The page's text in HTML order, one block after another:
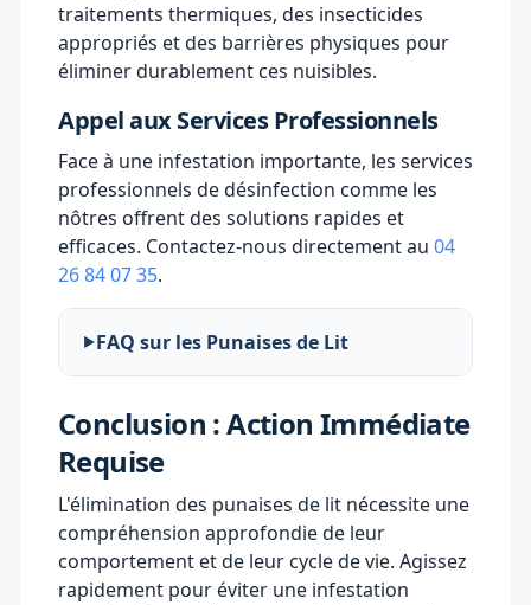
traitements thermiques, des insecticides
appropriés et des barrières physiques pour
éliminer durablement ces nuisibles.
Appel aux Services Professionnels
Face à une infestation importante, les services
professionnels de désinfection comme les
nôtres offrent des solutions rapides et
efficaces. Contactez-nous directement au 04
26 84 07 35.
FAQ sur les Punaises de Lit
Conclusion : Action Immédiate
Requise
L'élimination des punaises de lit nécessite une
compréhension approfondie de leur
comportement et de leur cycle de vie. Agissez
rapidement pour éviter une infestation